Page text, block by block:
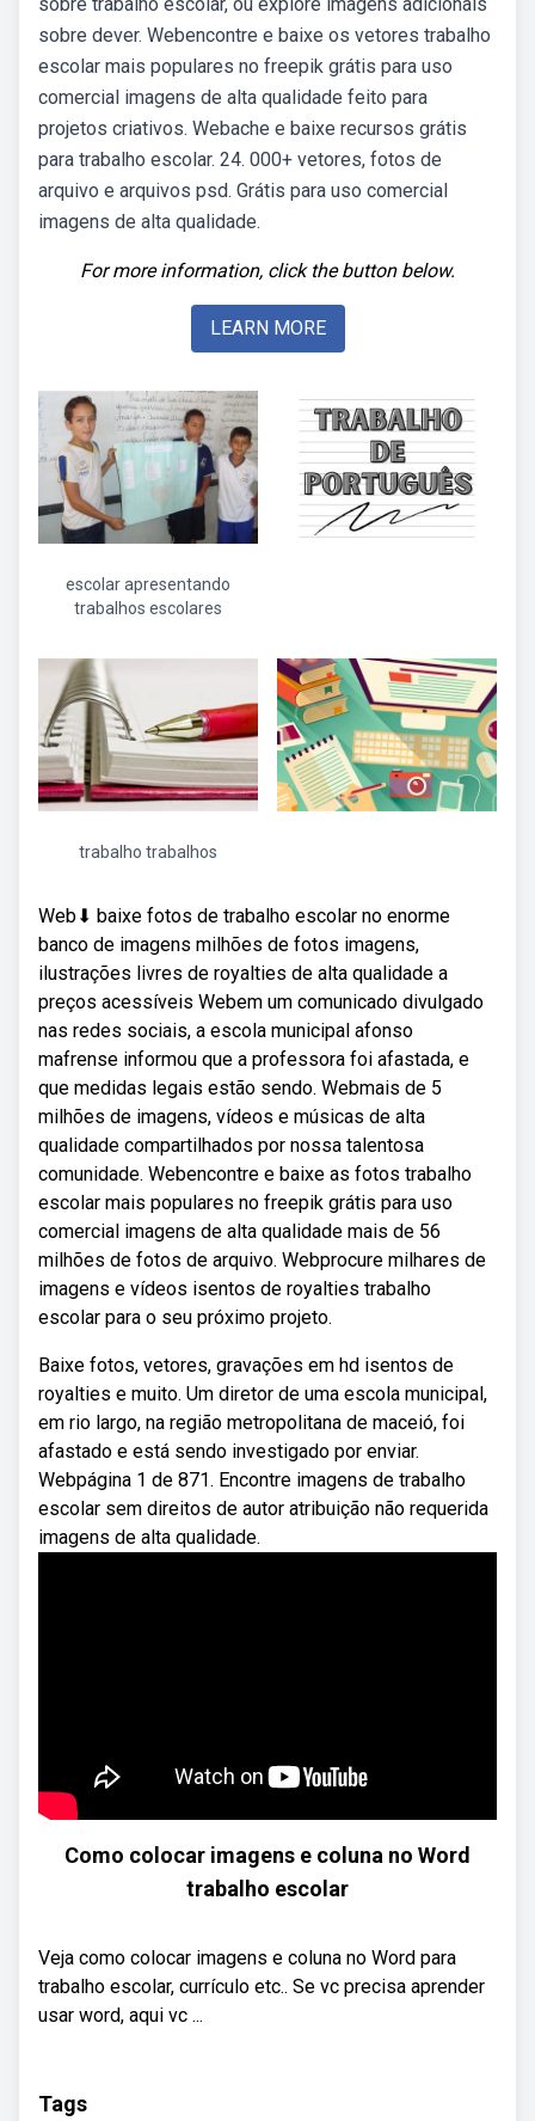
sobre dever. Webencontre e baixe os vetores trabalho
escolar mais populares no freepik grátis para uso
comercial imagens de alta qualidade feito para
projetos criativos. Webache e baixe recursos grátis
para trabalho escolar. 24. 000+ vetores, fotos de
arquivo e arquivos psd. Grátis para uso comercial
imagens de alta qualidade.
For more information, click the button below.
LEARN MORE
escolar apresentando
trabalhos escolares
trabalho trabalhos
Web⬇ baixe fotos de trabalho escolar no enorme
banco de imagens milhões de fotos imagens,
ilustrações livres de royalties de alta qualidade a
preços acessíveis Webem um comunicado divulgado
nas redes sociais, a escola municipal afonso
mafrense informou que a professora foi afastada, e
que medidas legais estão sendo. Webmais de 5
milhões de imagens, vídeos e músicas de alta
qualidade compartilhados por nossa talentosa
comunidade. Webencontre e baixe as fotos trabalho
escolar mais populares no freepik grátis para uso
comercial imagens de alta qualidade mais de 56
milhões de fotos de arquivo. Webprocure milhares de
imagens e vídeos isentos de royalties trabalho
escolar para o seu próximo projeto.
Baixe fotos, vetores, gravações em hd isentos de
royalties e muito. Um diretor de uma escola municipal,
em rio largo, na região metropolitana de maceió, foi
afastado e está sendo investigado por enviar.
Webpágina 1 de 871. Encontre imagens de trabalho
escolar sem direitos de autor atribuição não requerida
imagens de alta qualidade.
Como colocar imagens e coluna no Word
trabalho escolar
Veja como colocar imagens e coluna no Word para
trabalho escolar, currículo etc.. Se vc precisa aprender
usar word, aqui vc ...
Tags